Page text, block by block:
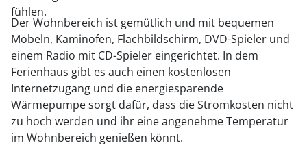
fühlen.
Der Wohnbereich ist gemütlich und mit bequemen
Möbeln, Kaminofen, Flachbildschirm, DVD-Spieler und
einem Radio mit CD-Spieler eingerichtet. In dem
Ferienhaus gibt es auch einen kostenlosen
Internetzugang und die energiesparende
Wärmepumpe sorgt dafür, dass die Stromkosten nicht
zu hoch werden und ihr eine angenehme Temperatur
im Wohnbereich genießen könnt.